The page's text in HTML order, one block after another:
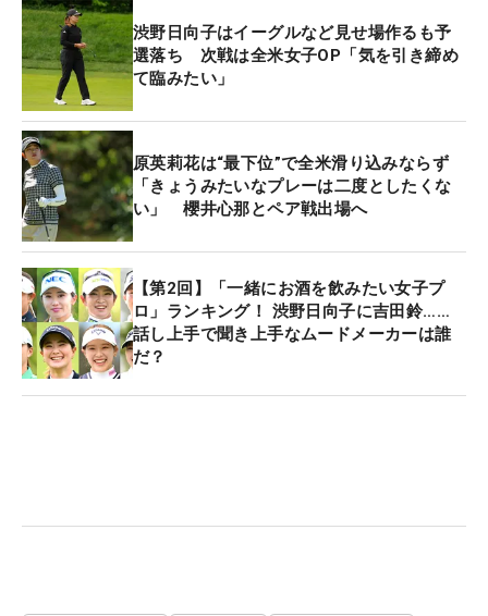
渋野日向子はイーグルなど見せ場作るも予
選落ち 次戦は全米女子OP「気を引き締め
て臨みたい」
原英莉花は“最下位”で全米滑り込みならず
「きょうみたいなプレーは二度としたくな
い」 櫻井心那とペア戦出場へ
【第2回】「一緒にお酒を飲みたい女子プ
ロ」ランキング！ 渋野日向子に吉田鈴……
話し上手で聞き上手なムードメーカーは誰
だ？